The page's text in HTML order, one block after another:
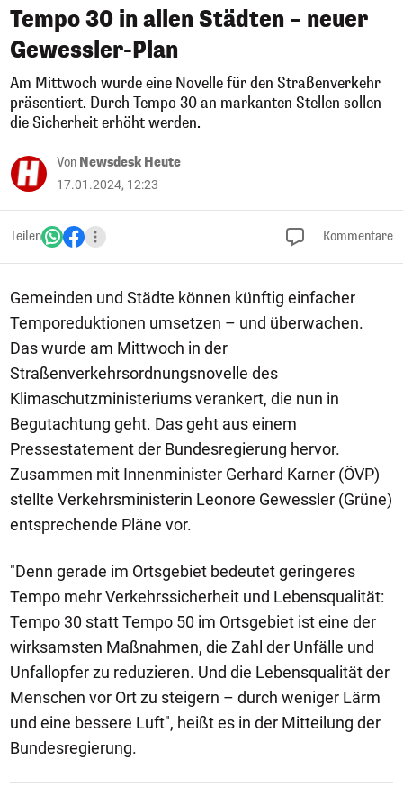
Tempo 30 in allen Städten – neuer
Gewessler-Plan
Am Mittwoch wurde eine Novelle für den Straßenverkehr
präsentiert. Durch Tempo 30 an markanten Stellen sollen
die Sicherheit erhöht werden.
Von Newsdesk Heute
17.01.2024, 12:23
Teilen Kommentare
Gemeinden und Städte können künftig einfacher
Temporeduktionen umsetzen – und überwachen.
Das wurde am Mittwoch in der
Straßenverkehrsordnungsnovelle des
Klimaschutzministeriums verankert, die nun in
Begutachtung geht. Das geht aus einem
Pressestatement der Bundesregierung hervor.
Zusammen mit Innenminister Gerhard Karner (ÖVP)
stellte Verkehrsministerin Leonore Gewessler (Grüne)
entsprechende Pläne vor.
"Denn gerade im Ortsgebiet bedeutet geringeres
Tempo mehr Verkehrssicherheit und Lebensqualität:
Tempo 30 statt Tempo 50 im Ortsgebiet ist eine der
wirksamsten Maßnahmen, die Zahl der Unfälle und
Unfallopfer zu reduzieren. Und die Lebensqualität der
Menschen vor Ort zu steigern – durch weniger Lärm
und eine bessere Luft", heißt es in der Mitteilung der
Bundesregierung.